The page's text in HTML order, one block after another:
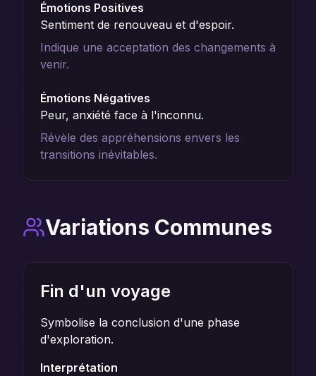
Émotions Positives
Sentiment de renouveau et d'espoir.
Indique une acceptation des changements à
venir.
Émotions Négatives
Peur, anxiété face à l'inconnu.
Révèle des appréhensions envers les
transitions inévitables.
Variations Communes
Fin d'un voyage
Symbolise la conclusion d'une phase
d'exploration.
Interprétation